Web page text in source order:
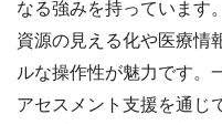
なる強みを持っています
資源の見える化や医療情
ルな操作性が魅力です。
アセスメント支援を通じ